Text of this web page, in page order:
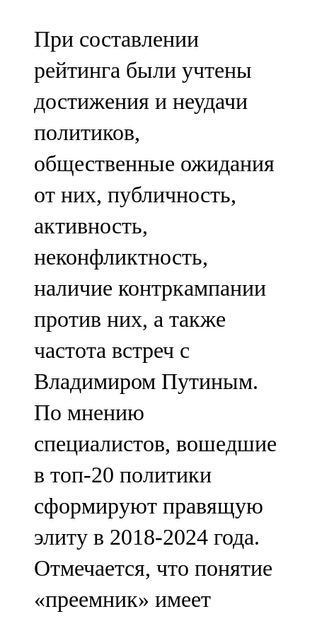
Теләче
106,1 FM
Түбән Кама
102,6 FM
Чирмешән
107,7 FM
Чистай
103,0 FM
Чүпрәле
91,0 FM
Шәмәрдән
102,3 FM
Яңа чишмә
107,0 FM
Яр Чаллы
105,5 FM
При составлении
рейтинга были учтены
достижения и неудачи
политиков,
общественные ожидания
от них, публичность,
активность,
неконфликтность,
наличие контркампании
против них, а также
частота встреч с
Владимиром Путиным.
По мнению
специалистов, вошедшие
в топ-20 политики
сформируют правящую
элиту в 2018-2024 года.
Отмечается, что понятие
«преемник» имеет